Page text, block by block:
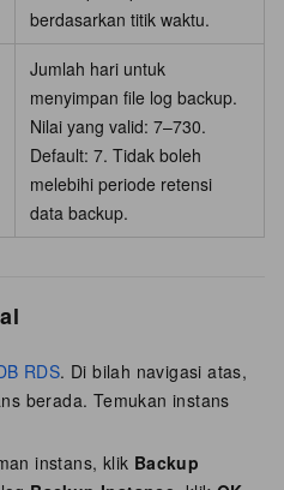
berdasarkan titik waktu.
Jumlah hari untuk
menyimpan file log backup.
Nilai yang valid: 7–730.
Default: 7. Tidak boleh
melebihi periode retensi
data backup.
RDS. Di bilah navigasi atas,
berada. Temukan instans
instans, klik Backup